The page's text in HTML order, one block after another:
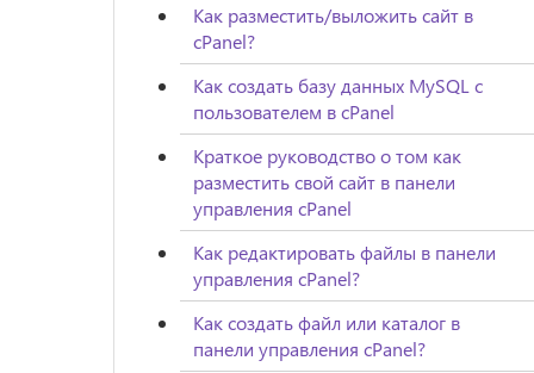
Как разместить/выложить сайт в
cPanel?
Как создать базу данных MySQL с
пользователем в cPanel
Краткое руководство о том как
разместить свой сайт в панели
управления cPanel
Как редактировать файлы в панели
управления cPanel?
Как создать файл или каталог в
панели управления cPanel?